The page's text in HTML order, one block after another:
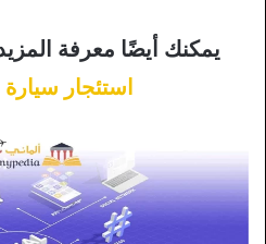
يمكنك أيضًا معرفة المزيد
استئجار سيارة